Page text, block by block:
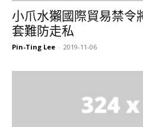
小爪水獺國際貿易禁令
套難防走私
Pin-Ting Lee - 2019-11-06